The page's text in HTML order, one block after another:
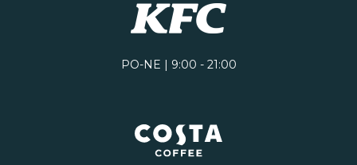
PO-NE | 9:00 - 21:00